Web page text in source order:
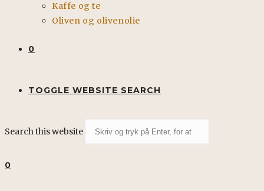
Kaffe og te
Oliven og olivenolie
0
TOGGLE WEBSITE SEARCH
Search this website
0